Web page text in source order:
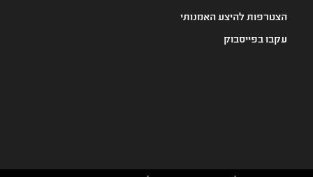
הצטרפות להיצע האמנותי
עקבו בפייסבוק